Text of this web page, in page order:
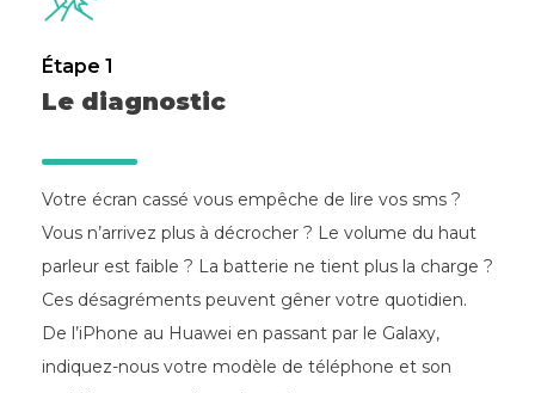
Étape 1
Le diagnostic
Votre écran cassé vous empêche de lire vos sms ?
Vous n’arrivez plus à décrocher ? Le volume du haut
parleur est faible ? La batterie ne tient plus la charge ?
Ces désagréments peuvent gêner votre quotidien.
De l’iPhone au Huawei en passant par le Galaxy,
indiquez-nous votre modèle de téléphone et son